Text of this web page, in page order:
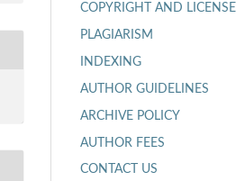
COPYRIGHT AND LICENSE
PLAGIARISM
INDEXING
AUTHOR GUIDELINES
ARCHIVE POLICY
AUTHOR FEES
CONTACT US